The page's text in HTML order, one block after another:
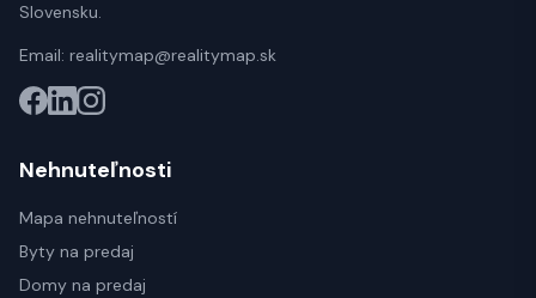
Slovensku.
Email: realitymap@realitymap.sk
Nehnuteľnosti
Mapa nehnuteľností
Byty na predaj
Domy na predaj